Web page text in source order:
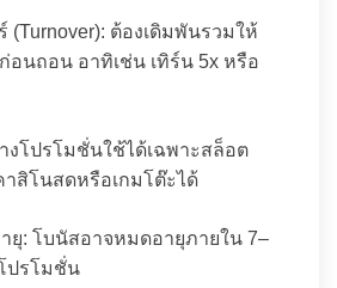
(Turnover): ต้องเดิมพันรวมให้
อนถอน อาทิเช่น เทิร์น 5x หรือ
งโปรโมชั่นใช้ได้เฉพาะสล็อต
สิโนสดหรือเกมโต๊ะได้
ยุ: โบนัสอาจหมดอายุภายใน 7–
ปรโมชั่น